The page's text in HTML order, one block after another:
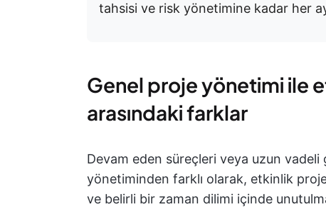
tahsisi ve risk yönetimine kadar her
Genel proje yönetimi ile
arasındaki farklar
Devam eden süreçleri veya uzun
yönetiminden farklı olarak, etkinlik
ve belirli bir zaman dilimi içinde